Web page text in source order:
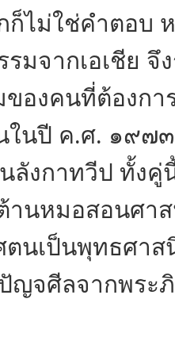
ก็ไม่ใช่คำตอบ
มจากเอเชีย จึง
องคนที่ต้องกา
ในปี ค.ศ. ๑๙๗
ลังกาทวีป ทั้งคู่
านหมอสอนศา
ตนเป็นพุทธศา
ญจศีลจากพระ